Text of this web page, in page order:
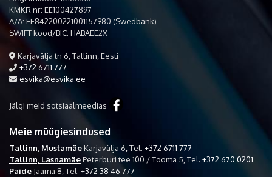
KMKR nr: EE100427897
A/A: EE842200221001157980 (Swedbank)
SWIFT kood/BIC: HABAEE2X
Karjavälja tn 6, Tallinn, Eesti
+372 6711 777
esvika@esvika.ee
Jälgi meid sotsiaalmeedias
Meie müügiesindused
Tallinn, MustamäeKarjavälja 6, Tel. +372 6711 777
Tallinn, LasnamäePeterburi tee 100 / Tooma 5, Tel. +372 670 0201
Paide Jaama 8, Tel. +372 38 46 777